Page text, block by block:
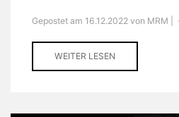
Gepostet am 16.12.2022 von MRM |
WEITER LESEN